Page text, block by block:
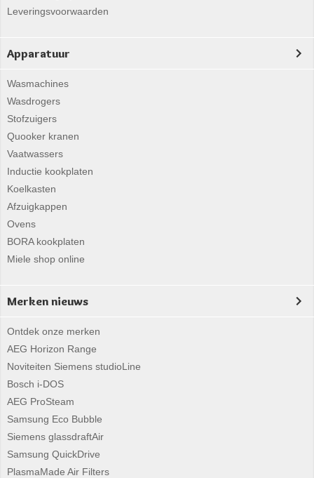
Leveringsvoorwaarden
Apparatuur
Wasmachines
Wasdrogers
Stofzuigers
Quooker kranen
Vaatwassers
Inductie kookplaten
Koelkasten
Afzuigkappen
Ovens
BORA kookplaten
Miele shop online
Merken nieuws
Ontdek onze merken
AEG Horizon Range
Noviteiten Siemens studioLine
Bosch i-DOS
AEG ProSteam
Samsung Eco Bubble
Siemens glassdraftAir
Samsung QuickDrive
PlasmaMade Air Filters